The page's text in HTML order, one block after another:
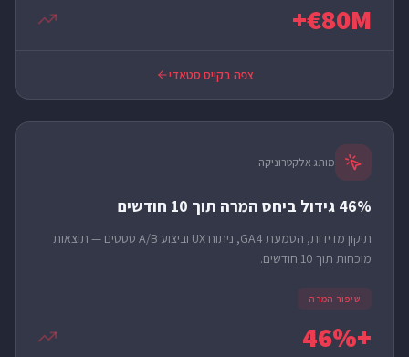
80M€+
צפה בקייס סטאדי
מותג אלקטרוניקה
46% גידול ביחס המרה תוך 10 חודשים
תיקון מדידות, הטמעת GA4, ניתוח UX וביצוע A/B טסטים — תוצאות
מוכחות תוך 10 חודשים.
שיפור המרה
+46%